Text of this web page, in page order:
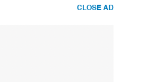
CLOSE AD